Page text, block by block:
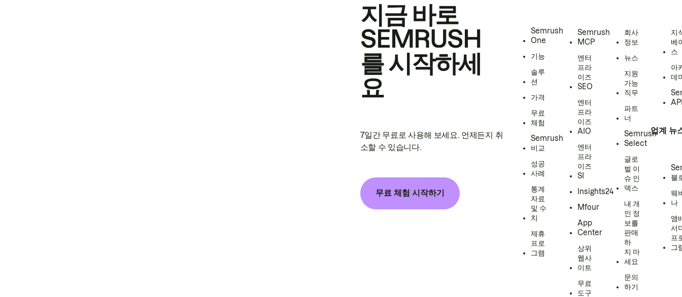
지금 바로
SEMRUSH
를 시작하세
요
7일간 무료로 사용해 보세요. 언제든지 취
소할 수 있습니다.
무료 체험 시작하기
Semrush
One
기능
솔루
션
가격
무료
체험
Semrush
비교
성공
사례
통계
자료
및 수
치
제휴
프로
그램
Semrush
MCP
엔터
프라
이즈
SEO
엔터
프라
이즈
AIO
엔터
프라
이즈
SI
Insights24
Mfour
App
Center
상위
웹사
이트
무료
도구
회사
정보
뉴스
지원
가능
직무
파트
너
Semrush
Select
글로
벌 이
슈 인
덱스
내 개
인 정
보를
판매
하
지 마
세요
문의
하기
지
베
스
아
데
업계 뉴
블
웨
나
앰
서
프
그